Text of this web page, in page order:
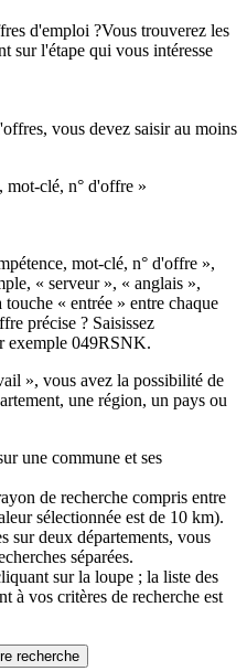
d'emploi ?Vous trouverez les
sur l'étape qui vous intéresse
vous devez saisir au moins
mot-clé, n° d'offre »
mot-clé, n° d'offre »,
« serveur », « anglais »,
« entrée » entre chaque
précise ? Saisissez
exemple 049RSNK.
», vous avez la possibilité de
une région, un pays ou
une commune et ses
de recherche compris entre
sélectionnée est de 10 km).
sur deux départements, vous
séparées.
sur la loupe ; la liste des
à vos critères de recherche est
recherche